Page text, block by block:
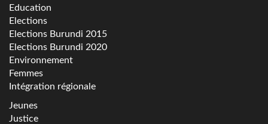
Education
Elections
Elections Burundi 2015
Elections Burundi 2020
Environnement
Femmes
Intégration régionale
Jeunes
Justice